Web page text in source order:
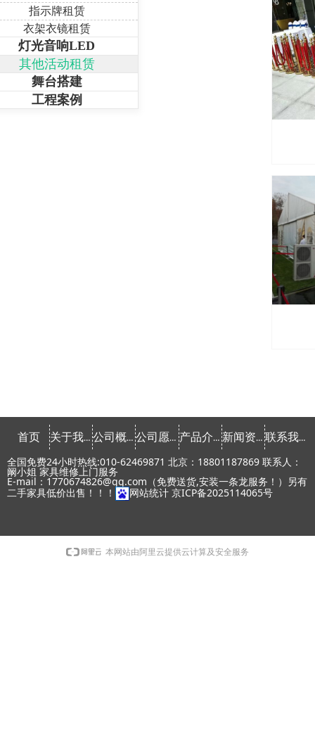
指示牌租赁
衣架衣镜租赁
灯光音响LED
其他活动租赁
舞台搭建
工程案例
全国免费24小时热线:010-62469871 北京：18801187869 联系人：
阚小姐 家具维修上门服务
E-mail：1770674826@qq.com（免费送货,安装一条龙服务！）另有
二手家具低价出售！！！
网站统计 京ICP备2025114065号
首页 关于我们 公司概念 公司愿景 产品介绍 新闻资讯 联系我们
本网站由阿里云提供云计算及安全服务